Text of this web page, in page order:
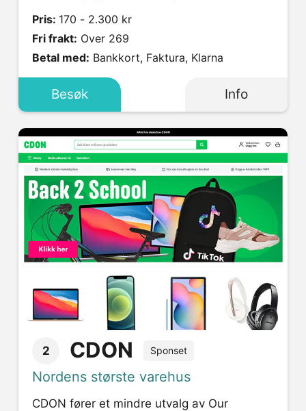
Pris: 170 - 2.300 kr
Fri frakt: Over 269
Betal med: Bankkort, Faktura, Klarna
Besøk Info
2 CDON Sponset
Nordens største varehus
CDON fører et mindre utvalg av Our